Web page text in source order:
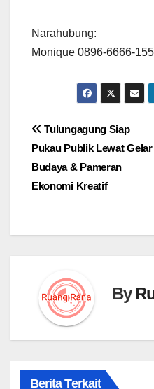
Narahubung:
Monique 0896-6666-
Navigasi
pos
Tulungagung Siap
Pukau Publik Lewat Gelar
Budaya & Pameran
Ekonomi Kreatif
By
Berita Terkait